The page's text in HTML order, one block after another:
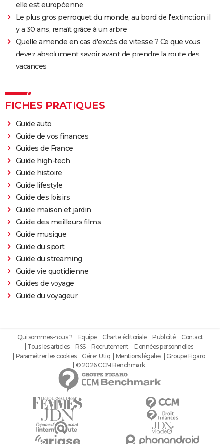
elle est européenne
Le plus gros perroquet du monde, au bord de l'extinction il
y a 30 ans, renaît grâce à un arbre
Quelle amende en cas d'excès de vitesse ? Ce que vous
devez absolument savoir avant de prendre la route des
vacances
FICHES PRATIQUES
Guide auto
Guide de vos finances
Guides de France
Guide high-tech
Guide histoire
Guide lifestyle
Guide des loisirs
Guide maison et jardin
Guide des meilleurs films
Guide musique
Guide du sport
Guide du streaming
Guide vie quotidienne
Guides de voyage
Guide du voyageur
Qui sommes-nous ? Equipe Charte éditoriale Publicité
Contact
Tous les articles
RSS Recrutement
Données personnelles
Paramétrer les cookies
Gérer Utiq Mentions légales
Groupe Figaro
© 2026 CCM Benchmark